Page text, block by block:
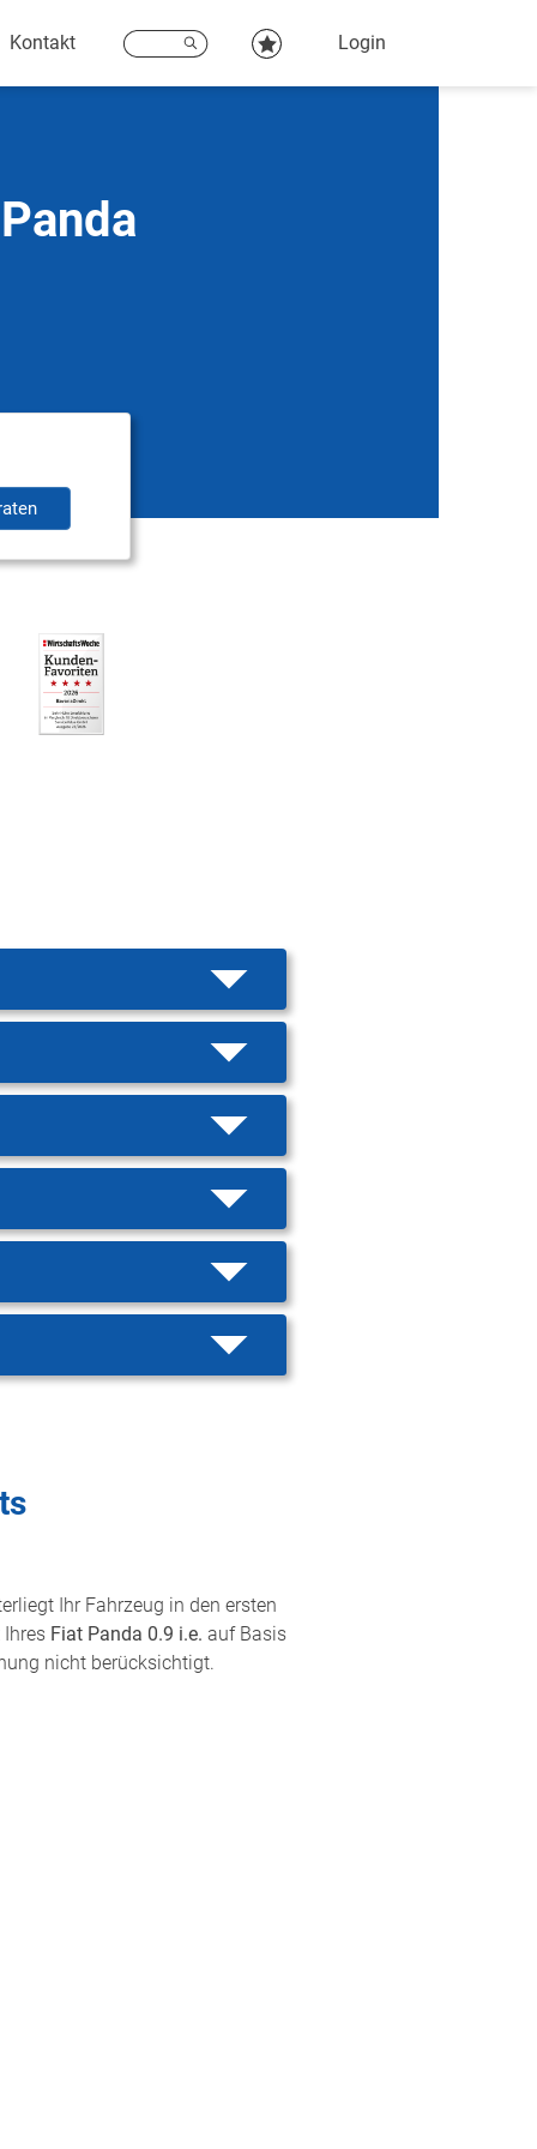
Kontakt Login
Ihr Fahrzeug in den ersten
Fiat Panda 0.9 i.e. auf Basis
nicht berücksichtigt.